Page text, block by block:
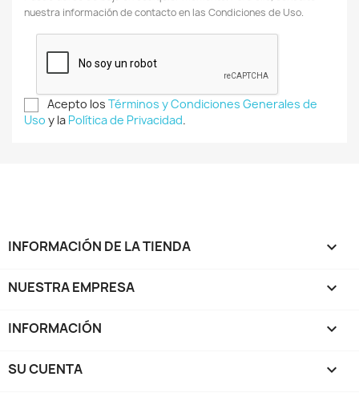
nuestra información de contacto en las Condiciones de Uso.
Acepto los Términos y Condiciones Generales de
Uso y la Política de Privacidad.
INFORMACIÓN DE LA TIENDA keyboard_arrow_down
NUESTRA EMPRESA 
INFORMACIÓN 
SU CUENTA 